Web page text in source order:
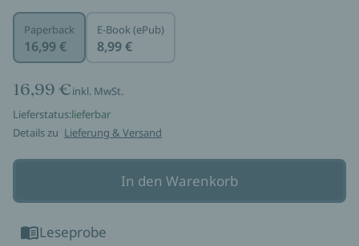
Paperback
16,99 €
E-Book (ePub)
8,99 €
16,99 €inkl. MwSt.
Lieferstatus:lieferbar
Details zu Lieferung & Versand
In den Warenkorb
Leseprobe